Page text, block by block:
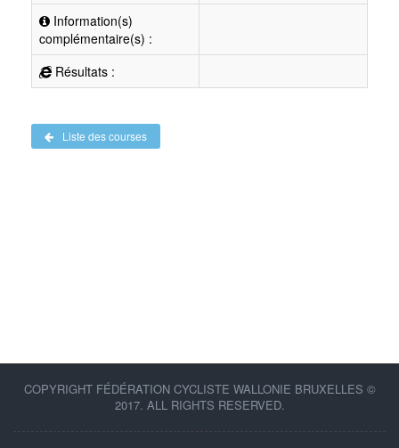
Information(s)
complémentaire(s) :
Résultats :
Liste des courses
COPYRIGHT FÉDÉRATION CYCLISTE WALLONIE BRUXELLES ©
2017. ALL RIGHTS RESERVED.